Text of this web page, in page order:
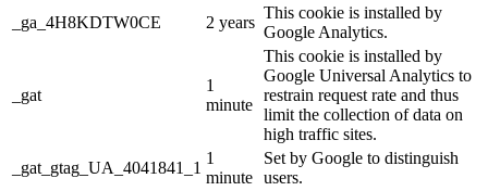
_ga_4H8KDTW0CE
2 years
This cookie is installed by
Google Analytics.
_gat
1
minute
This cookie is installed by
Google Universal Analytics to
restrain request rate and thus
limit the collection of data on
high traffic sites.
_gat_gtag_UA_4041841_1
1
minute
Set by Google to distinguish
users.